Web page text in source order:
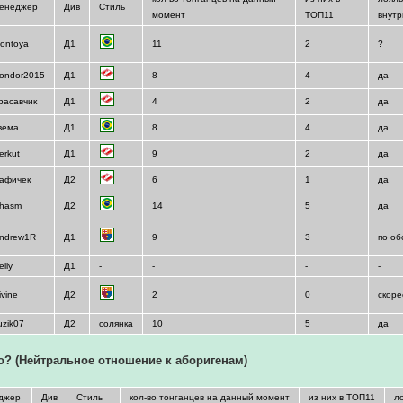
Див Стиль
момент
ТОП11
Д1 11 2 ?
Д1 8 4 да
Д1 4 2 да
Д1 8 4 да
Д1 9 2 да
Д2 6 1 да
Д2 14 5 да
Д1 9 3 по
Д1 - - - -
Д2 2 0
Д2 солянка 10 5 да
(Нейтральное отношение к аборигенам)
Див Стиль кол-во тонганцев на данный момент из них в ТОП11